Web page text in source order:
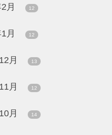
月 12
月 12
月 13
月 12
月 14